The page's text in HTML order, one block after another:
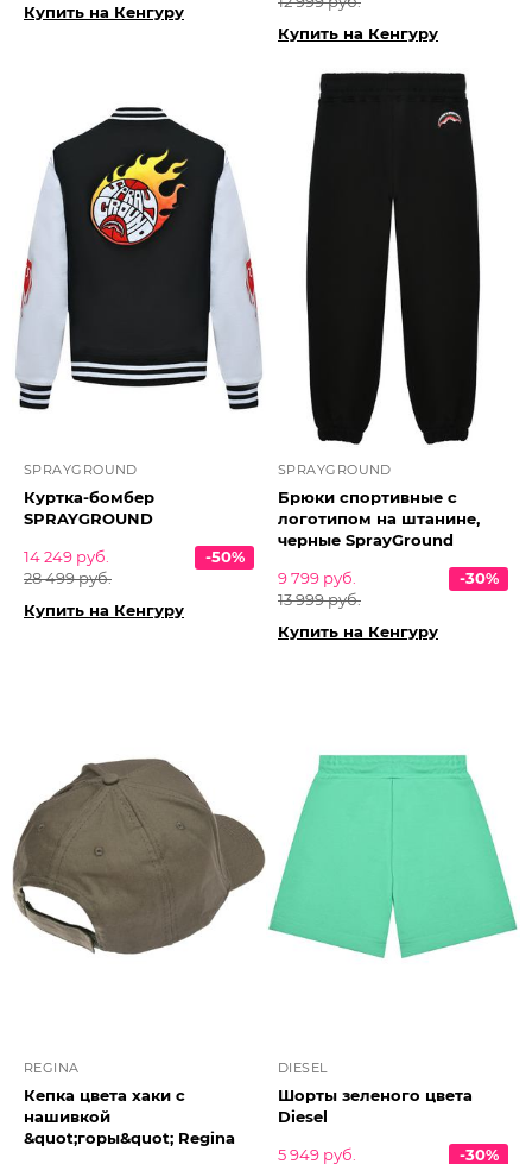
Купить на Кенгуру
Купить на Кенгуру
SPRAYGROUND
Куртка-бомбер
SPRAYGROUND
14 249 руб.
28 499 руб.
-50%
Купить на Кенгуру
SPRAYGROUND
Брюки спортивные с
логотипом на штанине,
черные SprayGround
9 799 руб.
13 999 руб.
-30%
Купить на Кенгуру
REGINA
Кепка цвета хаки с
нашивкой
&quot;горы&quot; Regina
DIESEL
Шорты зеленого цвета
Diesel
5 949 руб.
-30%